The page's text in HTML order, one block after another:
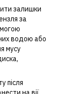
залишки
за
водою або
мусу
після